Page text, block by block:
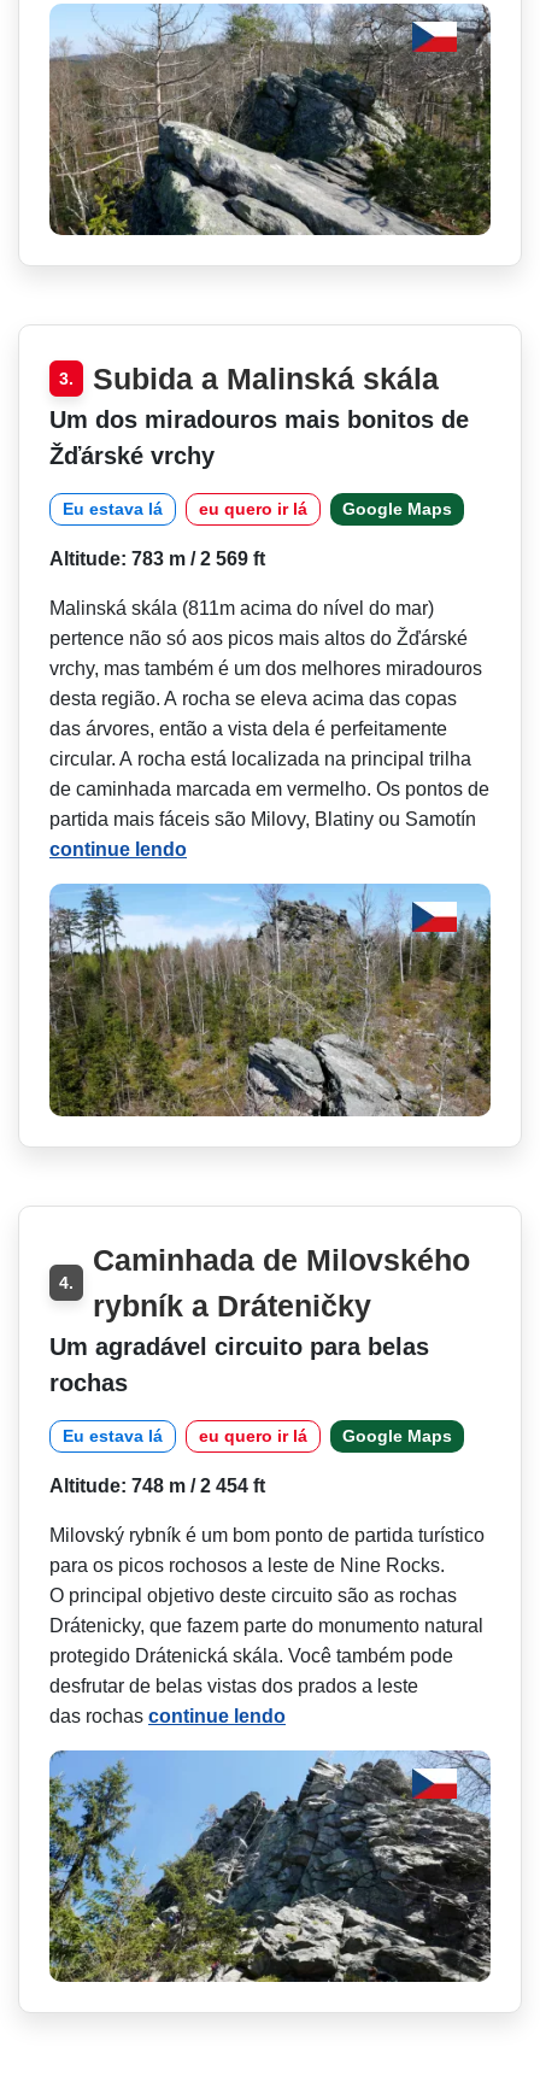
3. Subida a Malinská skála
Um dos miradouros mais bonitos de
Žďárské vrchy
Eu estava lá eu quero ir lá Google Maps
Altitude: 783 m / 2 569 ft
Malinská skála (811m acima do nível do mar)
pertence não só aos picos mais altos do Žďárské
vrchy, mas também é um dos melhores miradouros
desta região. A rocha se eleva acima das copas
das árvores, então a vista dela é perfeitamente
circular. A rocha está localizada na principal trilha
de caminhada marcada em vermelho. Os pontos de
partida mais fáceis são Milovy, Blatiny ou Samotín
continue lendo
4.
Caminhada de Milovského
rybník a Dráteničky
Um agradável circuito para belas
rochas
Eu estava lá eu quero ir lá Google Maps
Altitude: 748 m / 2 454 ft
Milovský rybník é um bom ponto de partida turístico
para os picos rochosos a leste de Nine Rocks.
O principal objetivo deste circuito são as rochas
Drátenicky, que fazem parte do monumento natural
protegido Drátenická skála. Você também pode
desfrutar de belas vistas dos prados a leste
das rochas continue lendo